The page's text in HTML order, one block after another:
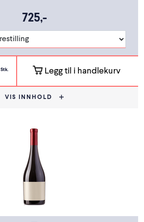
725,-
Stk. Legg til i handlekurv
VIS INNHOLD